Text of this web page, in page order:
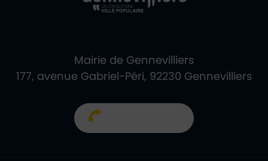
Mairie de Gennevilliers
177, avenue Gabriel-Péri, 92230 Gennevilliers